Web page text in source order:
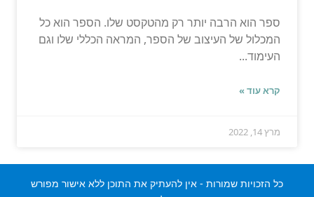
ספר הוא הרבה יותר רק מהטקסט שלו. הספר הוא כל
המכלול של העיצוב של הספר, המראה הכללי שלו וגם
העימוד...
קרא עוד »
מרץ 14, 2022
כל הזכויות שמורות - אין להעתיק את התוכן ללא אישור מפורש